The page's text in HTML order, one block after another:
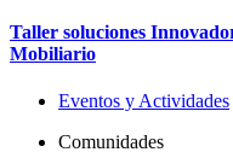
Taller soluciones
Mobiliario
Eventos y Actividades
Comunidades